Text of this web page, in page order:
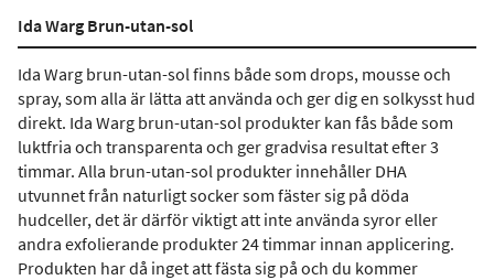
Ida Warg Brun-utan-sol
Ida Warg brun-utan-sol finns både som drops, mousse och
spray, som alla är lätta att använda och ger dig en solkysst hud
direkt. Ida Warg brun-utan-sol produkter kan fås både som
luktfria och transparenta och ger gradvisa resultat efter 3
timmar. Alla brun-utan-sol produkter innehåller DHA
utvunnet från naturligt socker som fäster sig på döda
hudceller, det är därför viktigt att inte använda syror eller
andra exfolierande produkter 24 timmar innan applicering.
Produkten har då inget att fästa sig på och du kommer